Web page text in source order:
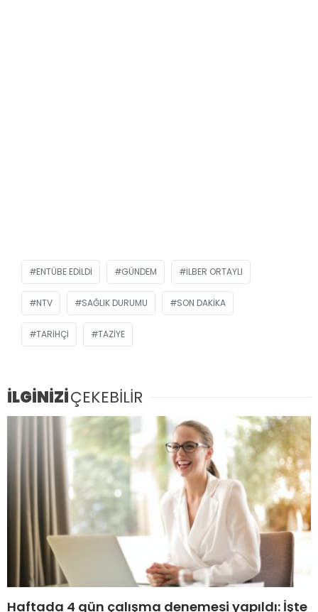
ENTÜBE EDILDI GÜNDEM ILBER ORTAYLI
NTV SAĞLIK DURUMU SON DAKIKA
TARIHÇI TAZIYE
İLGİNİZİÇEKEBİLİR
Haftada 4 gün çalışma denemesi yapıldı: İşte